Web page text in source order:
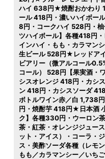
ハイ 638円★焼酎おかわり
ール 418円・濃いハイボー
8円・コークハイ 528円・
ツハイボール】各種418円
インハイ・もも・カラマン
生ビール 528円★レッドア
ビアリー（微アルコール
コール） 528円【果実酒・
シスオレンジ 418円・カシ
ン 418円・カシスソーダ
ボトルワイン赤／白 1,738
円・焼酎芋 418円★日本酒
ク】各種330円・ウーロン
茶・紅茶・オレンジジュー
ット・アイス）・コーラ・
ス・美酢ソーダ各種（レモ
もも／カラマンシー／いちご